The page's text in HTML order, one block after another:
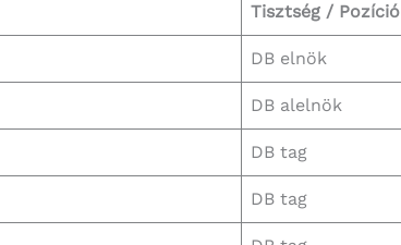
Tisztség / Pozíció
DB elnök
DB alelnök
DB tag
DB tag